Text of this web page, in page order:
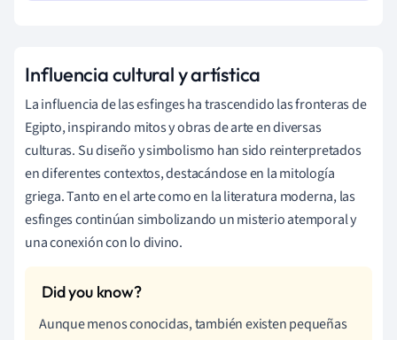
Influencia cultural y artística
La influencia de las esfinges ha trascendido las fronteras de
Egipto, inspirando mitos y obras de arte en diversas
culturas. Su diseño y simbolismo han sido reinterpretados
en diferentes contextos, destacándose en la mitología
griega. Tanto en el arte como en la literatura moderna, las
esfinges continúan simbolizando un misterio atemporal y
una conexión con lo divino.
Aunque menos conocidas, también existen pequeñas